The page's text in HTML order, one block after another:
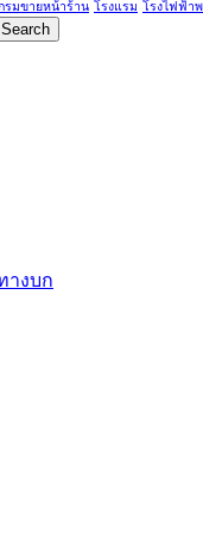
รมขายหน้าร้าน โรงแรม โรงไฟฟ้า
างบก